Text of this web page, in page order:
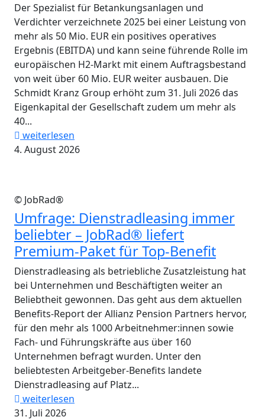
Der Spezialist für Betankungsanlagen und
Verdichter verzeichnete 2025 bei einer Leistung von
mehr als 50 Mio. EUR ein positives operatives
Ergebnis (EBITDA) und kann seine führende Rolle im
europäischen H2-Markt mit einem Auftragsbestand
von weit über 60 Mio. EUR weiter ausbauen. Die
Schmidt Kranz Group erhöht zum 31. Juli 2026 das
Eigenkapital der Gesellschaft zudem um mehr als
40...
weiterlesen
4. August 2026
© JobRad®
Umfrage: Dienstradleasing immer
beliebter – JobRad® liefert
Premium-Paket für Top-Benefit
Dienstradleasing als betriebliche Zusatzleistung hat
bei Unternehmen und Beschäftigten weiter an
Beliebtheit gewonnen. Das geht aus dem aktuellen
Benefits-Report der Allianz Pension Partners hervor,
für den mehr als 1000 Arbeitnehmer:innen sowie
Fach- und Führungskräfte aus über 160
Unternehmen befragt wurden. Unter den
beliebtesten Arbeitgeber-Benefits landete
Dienstradleasing auf Platz...
weiterlesen
31. Juli 2026